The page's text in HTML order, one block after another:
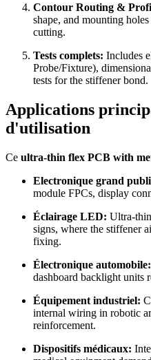
Contour Routing &
shape, and mounting
cutting.
Tests complets: Includes
Probe/Fixture),
tests for the stiffener bond.
Applications
d'utilisation
Ce ultra-thin flex PCB with
Electronique grand
module FPCs, display
Éclairage LED: Ultra-
signs, where the stiffener
fixing.
Électronique automobile:
dashboard backlight units
Équipement industriel:
internal wiring in robotic
reinforcement.
Dispositifs médicaux: